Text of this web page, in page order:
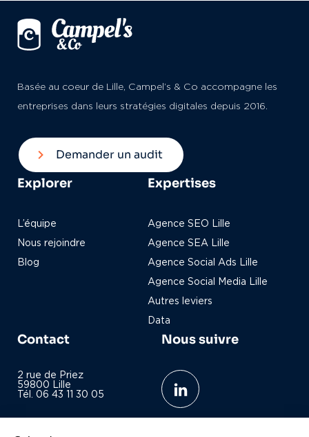
Basée au coeur de Lille, Campel’s & Co accompagne les
entreprises dans leurs stratégies digitales depuis 2016.
Demander un audit
Explorer
L’équipe
Nous rejoindre
Blog
Expertises
Agence SEO Lille
Agence SEA Lille
Agence Social Ads Lille
Agence Social Media Lille
Autres leviers
Data
Contact
2 rue de Priez
59800 Lille
Tél. 06 43 11 30 05
Nous suivre